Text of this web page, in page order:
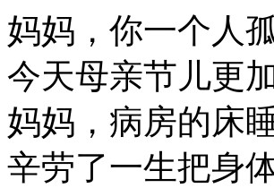
妈妈，你一个人
今天母亲节儿更
妈妈，病房的床
辛劳了一生把身